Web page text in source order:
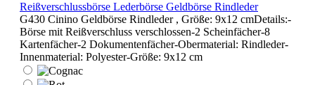
Reißverschlussbörse Lederbörse Geldbörse Rindleder
G430 Cinino Geldbörse Rindleder , Größe: 9x12 cmDetails:-
Börse mit Reißverschluss verschlossen-2 Scheinfächer-8
Kartenfächer-2 Dokumentenfächer-Obermaterial: Rindleder-
Innenmaterial: Polyester-Größe: 9x12 cm